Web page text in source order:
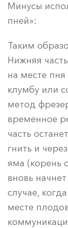
Минусы
пней»:
Таким
Нижняя
на месте
клумбу или
метод
временное
часть
гнить и
яма (корень
вновь
случае,
месте